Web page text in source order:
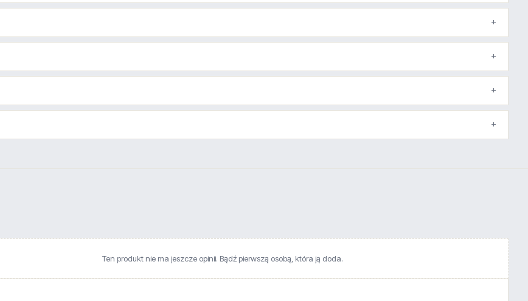
Ten produkt nie ma jeszcze opinii. Bądź pierwszą osobą, która ją doda.